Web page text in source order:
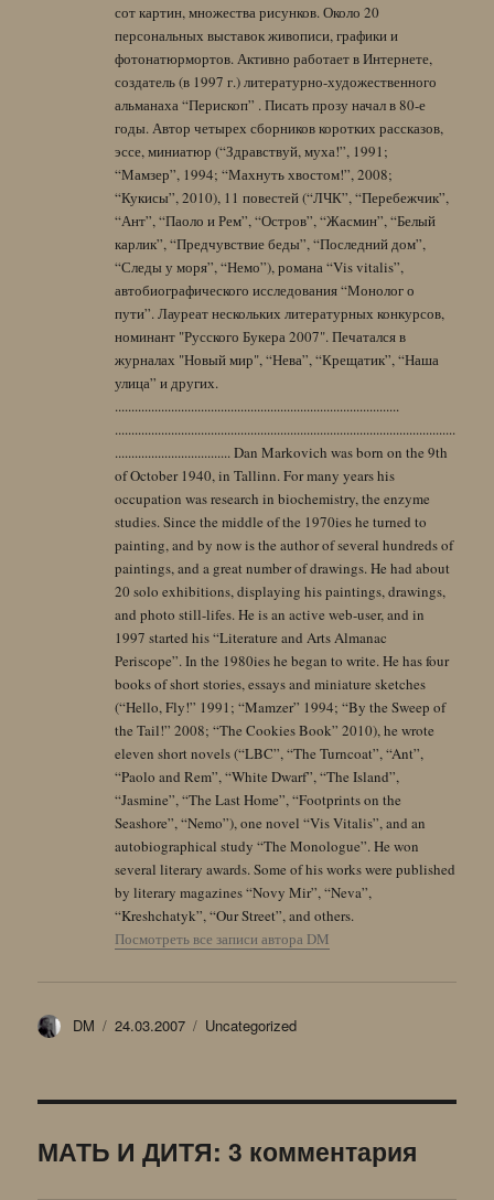
сот картин, множества рисунков. Около 20
персональных выставок живописи, графики и
фотонатюрмортов. Активно работает в Интернете,
создатель (в 1997 г.) литературно-художественного
альманаха “Перископ” . Писать прозу начал в 80-е
годы. Автор четырех сборников коротких рассказов,
эссе, миниатюр (“Здравствуй, муха!”, 1991;
“Мамзер”, 1994; “Махнуть хвостом!”, 2008;
“Кукисы”, 2010), 11 повестей (“ЛЧК”, “Перебежчик”,
“Ант”, “Паоло и Рем”, “Остров”, “Жасмин”, “Белый
карлик”, “Предчувствие беды”, “Последний дом”,
“Следы у моря”, “Немо”), романа “Vis vitalis”,
автобиографического исследования “Монолог о
пути”. Лауреат нескольких литературных конкурсов,
номинант "Русского Букера 2007". Печатался в
журналах "Новый мир", “Нева”, “Крещатик”, “Наша
улица” и других.
......................................................................................
.......................................................................................................
................................... Dan Markovich was born on the 9th
of October 1940, in Tallinn. For many years his
occupation was research in biochemistry, the enzyme
studies. Since the middle of the 1970ies he turned to
painting, and by now is the author of several hundreds of
paintings, and a great number of drawings. He had about
20 solo exhibitions, displaying his paintings, drawings,
and photo still-lifes. He is an active web-user, and in
1997 started his “Literature and Arts Almanac
Periscope”. In the 1980ies he began to write. He has four
books of short stories, essays and miniature sketches
(“Hello, Fly!” 1991; “Mamzer” 1994; “By the Sweep of
the Tail!” 2008; “The Cookies Book” 2010), he wrote
eleven short novels (“LBC”, “The Turncoat”, “Ant”,
“Paolo and Rem”, “White Dwarf”, “The Island”,
“Jasmine”, “The Last Home”, “Footprints on the
Seashore”, “Nemo”), one novel “Vis Vitalis”, and an
autobiographical study “The Monologue”. He won
several literary awards. Some of his works were published
by literary magazines “Novy Mir”, “Neva”,
“Kreshchatyk”, “Our Street”, and others.
Посмотреть все записи автора DM
Автор
DM Опубликовано
24.03.2007 Рубрики
Uncategorized
МАТЬ И ДИТЯ: 3 комментария